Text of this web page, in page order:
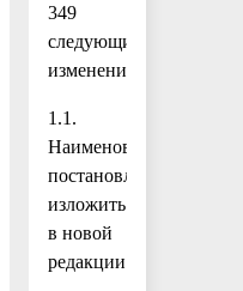
349
следующие
изменения:
1.1.
Наименование
постановления
изложить
в новой
редакции: